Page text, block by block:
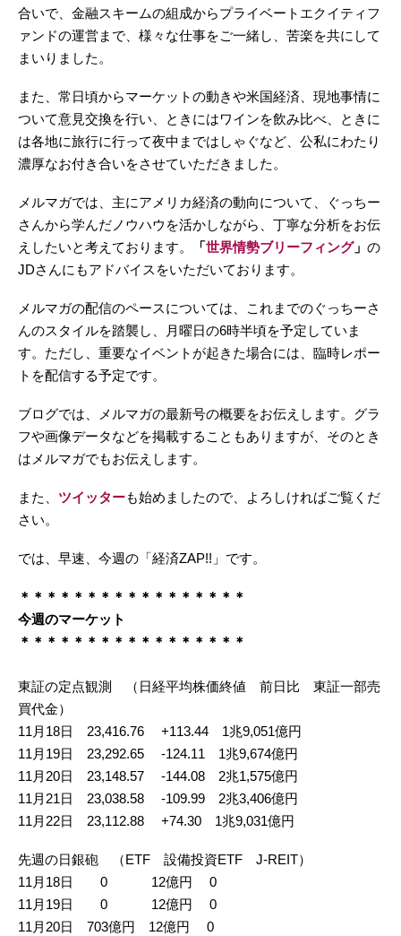
合いで、金融スキームの組成からプライベートエクイティフ
ァンドの運営まで、様々な仕事をご一緒し、苦楽を共にして
まいりました。
また、常日頃からマーケットの動きや米国経済、現地事情に
ついて意見交換を行い、ときにはワインを飲み比べ、ときに
は各地に旅行に行って夜中まではしゃぐなど、公私にわたり
濃厚なお付き合いをさせていただきました。
メルマガでは、主にアメリカ経済の動向について、ぐっちー
さんから学んだノウハウを活かしながら、丁寧な分析をお伝
えしたいと考えております。
「 世界情勢ブリーフィング」 の
JDさんにもアドバイスをいただいております。
メルマガの配信のペースについては、これまでのぐっちーさ
んのスタイルを踏襲し、月曜日の6時半頃を予定していま
す。ただし、重要なイベントが起きた場合には、臨時レポー
トを配信する予定です。
ブログでは、メルマガの最新号の概要をお伝えします。グラ
フや画像データなどを掲載することもありますが、そのとき
はメルマガでもお伝えします。
また、 ツイッターも始めましたので、よろしければご覧くだ
さい。
では、早速、今週の「経済ZAP!!」です。
＊＊＊＊＊＊＊＊＊＊＊＊＊＊＊＊＊
今週のマーケット
＊＊＊＊＊＊＊＊＊＊＊＊＊＊＊＊＊
東証の定点観測 （日経平均株価終値 前日比 東証一部売
買代金）
11月18日 23,416.76 +113.44 1兆9,051億円
11月19日 23,292.65 -124.11 1兆9,674億円
11月20日 23,148.57 -144.08 2兆1,575億円
11月21日 23,038.58 -109.99 2兆3,406億円
11月22日 23,112.88 +74.30 1兆9,031億円
先週の日銀砲 （ETF 設備投資ETF J-REIT）
11月18日 0 12億円 0
11月19日 0 12億円 0
11月20日 703億円 12億円 0